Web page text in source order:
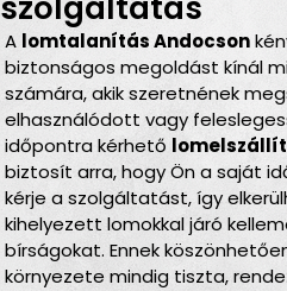
A lomtalanítás Andocson
biztonságos megoldást kínál
számára, akik szeretnének
elhasználódott vagy
időpontra kérhető
biztosít arra, hogy Ön a saját
kérje a szolgáltatást, így
kihelyezett lomokkal járó
bírságokat. Ennek
környezete mindig tiszta,